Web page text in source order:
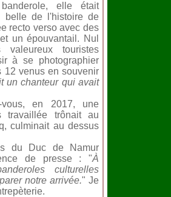
elle était
belle de l'histoire de
recto verso avec des
un épouvantail. Nul
touristes
à se photographier
12 venus en souvenir
un chanteur qui avait
vous, en 2017, une
travaillée trônait au
culminait au dessus
du Duc de Namur
de presse : "À
culturelles
notre arrivée." Je